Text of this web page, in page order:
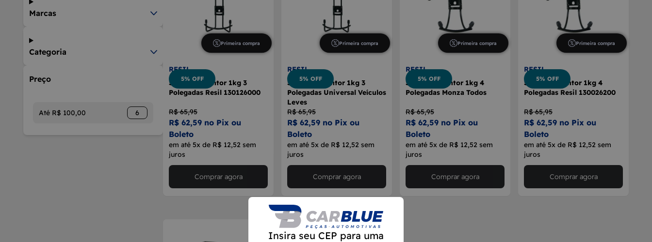
Insira seu CEP para uma
Categoria
Marcas
Preço
Até R$ 100,00 6
Primeira compra
RESIL
Suporte Extintor 1kg 3
Polegadas Resil 130126000
R$ 65,95
R$ 62,59 no Pix ou
Boleto
em até 5x de R$ 12,52 sem
juros
5% OFF
Comprar agora
Primeira compra
RESIL
Suporte Extintor 1kg 3
Polegadas Universal Veículos
Leves
R$ 65,95
R$ 62,59 no Pix ou
Boleto
em até 5x de R$ 12,52 sem
juros
5% OFF
Comprar agora
Primeira compra
RESIL
Suporte Extintor 1kg 4
Polegadas Monza Todos
R$ 65,95
R$ 62,59 no Pix ou
Boleto
em até 5x de R$ 12,52 sem
juros
5% OFF
Comprar agora
Primeira compra
RESIL
Suporte Extintor 1kg 4
Polegadas Resil 130026200
R$ 65,95
R$ 62,59 no Pix ou
Boleto
em até 5x de R$ 12,52 sem
juros
5% OFF
Comprar agora